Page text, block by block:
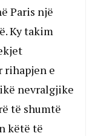
Paris një
Ky takim
rihapjen e
nevralgjike
të shumtë
këtë të